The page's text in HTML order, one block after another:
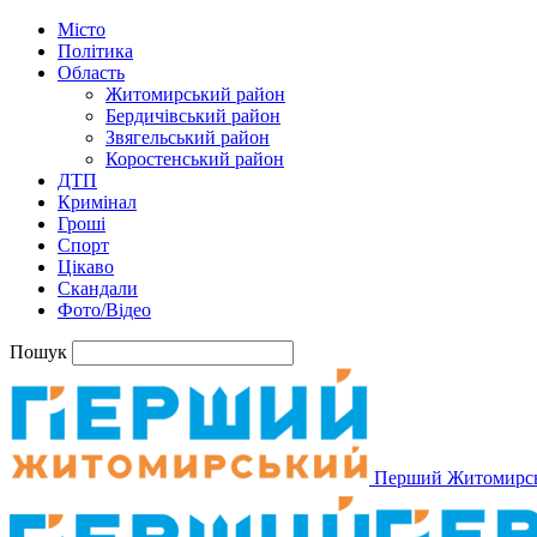
Місто
Політика
Область
Житомирський район
Бердичівський район
Звягельський район
Коростенський район
ДТП
Кримінал
Гроші
Спорт
Цікаво
Скандали
Фото/Відео
Пошук
Перший